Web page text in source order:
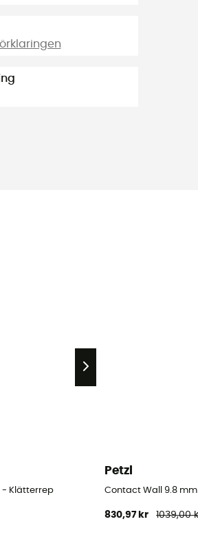
- Klätterrep
Petzl
Contact Wall 9.8
830,97 kr 1039,00